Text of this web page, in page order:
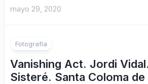
mayo 29, 2020
Fotografía
Vanishing Act. Jordi
Sisteré. Santa Coloma de